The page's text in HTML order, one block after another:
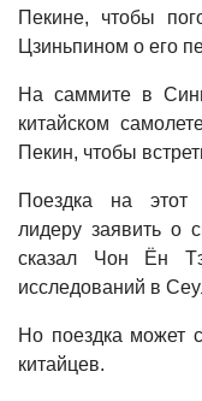
Пекине, чтобы
Цзиньпином о его
На саммите в
китайском
Пекин, чтобы
Поездка на этот
лидеру заявить о
сказал Чон Ён Тэ
исследований в
Но поездка может
китайцев.